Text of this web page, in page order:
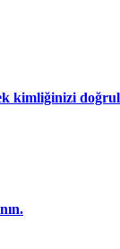
kimliğinizi